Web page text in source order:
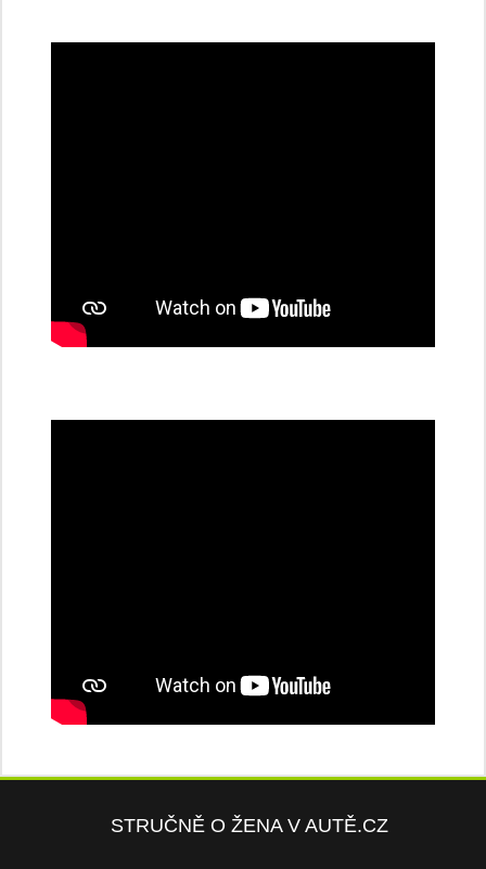
STRUČNĚ O ŽENA V AUTĚ.CZ